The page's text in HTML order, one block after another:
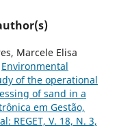
Marcele Elisa
Environmental
of the operational
of sand in a
em Gestão,
REGET, V. 18, N. 3,